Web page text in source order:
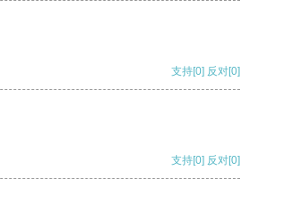
支持[0] 反对[0]
支持[0] 反对[0]